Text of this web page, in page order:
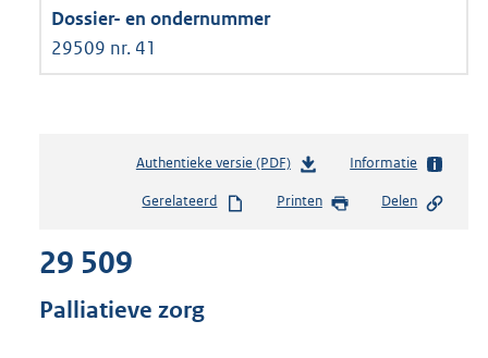
29509 nr. 41
Authentieke versie (PDF)b
s
Informatie
Gerelateerd Printen Delen
29 509
Palliatieve zorg